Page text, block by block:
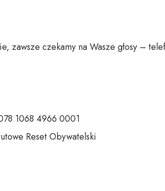
zawsze czekamy na Wasze głosy –
1068 4966 0001
Reset Obywatelski